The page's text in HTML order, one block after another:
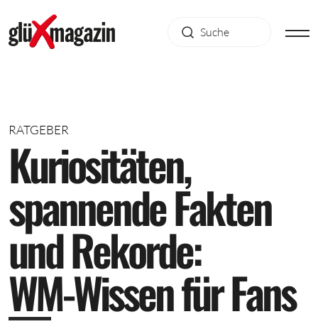
RATGEBER
Kuriositäten,
spannendeFakten
undRekorde:
WM-WissenfürFans